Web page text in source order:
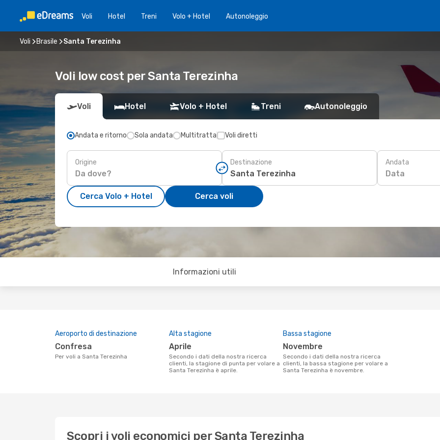
Voli Hotel Treni Volo + Hotel Autonoleggio
Voli Brasile Santa Terezinha
Voli low cost per Santa Terezinha
Voli Hotel Volo + Hotel Treni Autonoleggio
Andata e ritorno Sola andata Multitratta Voli diretti
Origine Destinazione Andata
Data
Cerca Volo + Hotel Cerca voli
Informazioni utili
Aeroporto di destinazione
Confresa
Per voli a Santa Terezinha
Alta stagione
aprile
Secondo i dati della nostra ricerca
clienti, la stagione di punta per volare a
Santa Terezinha è aprile.
Bassa stagione
novembre
Secondo i dati della nostra ricerca
clienti, la bassa stagione per volare a
Santa Terezinha è novembre.
Scopri i voli economici per Santa Terezinha